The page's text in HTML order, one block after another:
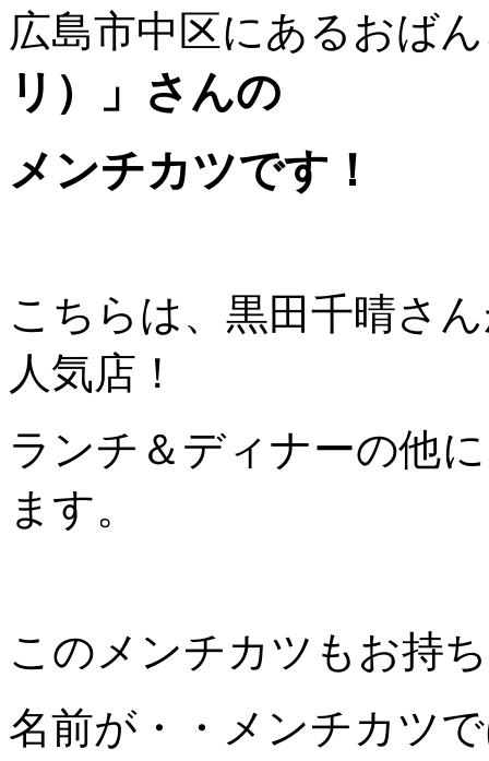
広島市中区にあるおば
リ）」さんの
メンチカツです！
こちらは、黒田千晴さ
人気店！
ランチ＆ディナーの他
ます。
このメンチカツもお持
名前が・・メンチカツ